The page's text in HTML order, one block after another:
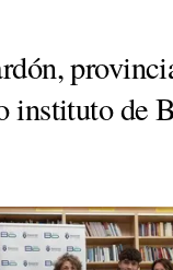
instituto de